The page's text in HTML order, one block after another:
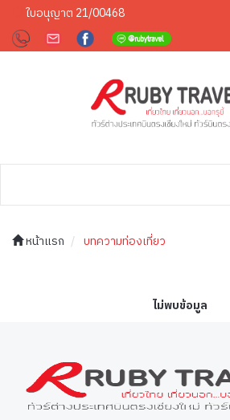
ใบอนุญาต 21/00468
หน้าแรก บทความท่องเที่ยว
ไม่พบข้อมูล